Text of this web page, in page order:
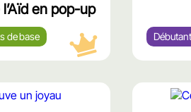
en pop-up
de base Débutant